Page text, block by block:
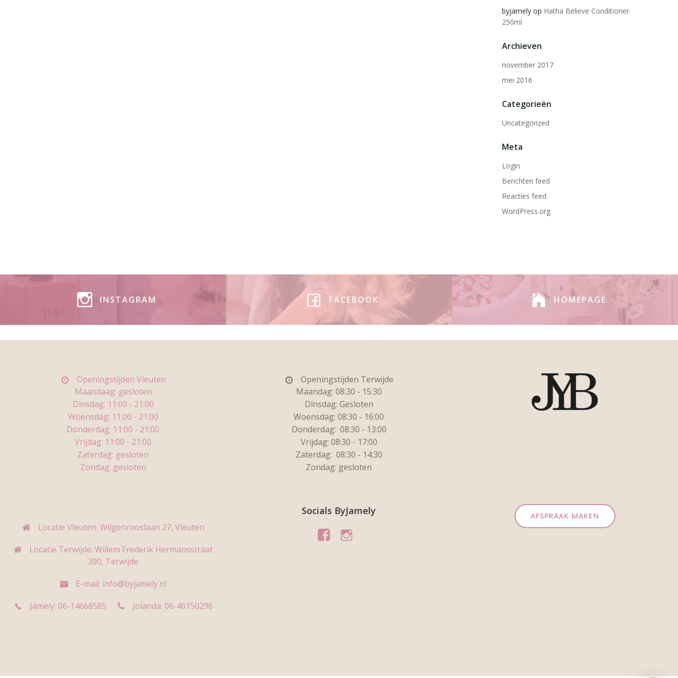
byjamely op Hatha Believe Conditioner
250ml
Archieven
november 2017
mei 2016
Categorieën
Uncategorized
Meta
Login
Berichten feed
Reacties feed
WordPress.org
INSTAGRAM FACEBOOK HOMEPAGE
Openingstijden Vleuten
Maandaag: gesloten
Dinsdag: 11:00 - 21:00
Woensdag: 11:00 - 21:00
Donderdag: 11:00 - 21:00
Vrijdag: 11:00 - 21:00
Zaterdag: gesloten
Zondag: gesloten
Openingstijden Terwijde
Maandag: 08:30 - 15:30
Dinsdag: Gesloten
Woensdag: 08:30 - 16:00
Donderdag: 08:30 - 13:00
Vrijdag: 08:30 - 17:00
Zaterdag: 08:30 - 14:30
Zondag: gesloten
Locatie Vleuten: Wilgenrooslaan 27, Vleuten
Locatie Terwijde: Willem Frederik Hermansstraat
300, Terwijde
E-mail: info@byjamely.nl
Jamely: 06-14668585
Jolanda: 06-46150296
Socials ByJamely AFSPRAAK MAKEN